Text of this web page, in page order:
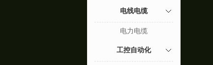
电线电缆
电力电缆
工控自动化